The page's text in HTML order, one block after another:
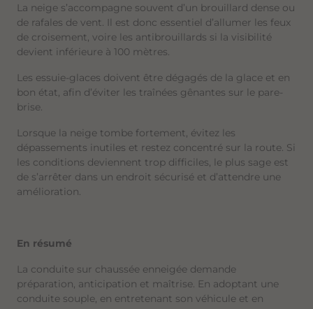
La neige s’accompagne souvent d’un brouillard dense ou
de rafales de vent. Il est donc essentiel d’allumer les feux
de croisement, voire les antibrouillards si la visibilité
devient inférieure à 100 mètres.
Les essuie-glaces doivent être dégagés de la glace et en
bon état, afin d’éviter les traînées gênantes sur le pare-
brise.
Lorsque la neige tombe fortement, évitez les
dépassements inutiles et restez concentré sur la route. Si
les conditions deviennent trop difficiles, le plus sage est
de s’arrêter dans un endroit sécurisé et d’attendre une
amélioration.
En résumé
La conduite sur chaussée enneigée demande
préparation, anticipation et maîtrise. En adoptant une
conduite souple, en entretenant son véhicule et en